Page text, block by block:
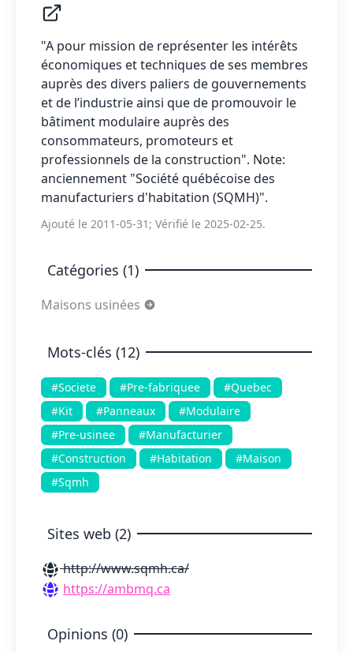
"A pour mission de représenter les intérêts
économiques et techniques de ses membres
auprès des divers paliers de gouvernements
et de l’industrie ainsi que de promouvoir le
bâtiment modulaire auprès des
consommateurs, promoteurs et
professionnels de la construction". Note:
anciennement "Société québécoise des
manufacturiers d'habitation (SQMH)".
Ajouté le 2011-05-31; Vérifié le 2025-02-25.
Catégories (1)
Maisons usinées
Mots-clés (12)
#Societe #Pre-fabriquee
#Quebec
#Kit
#Panneaux
#Modulaire
#Pre-usinee
#Manufacturier
#Construction
#Habitation
#Maison
#Sqmh
Sites web (2)
http://www.sqmh.ca/
https://ambmq.ca
Opinions (0)